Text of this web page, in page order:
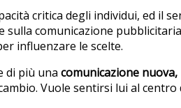
critica degli individui, ed il
sulla comunicazione
influenzare le scelte.
di più una comunicazione
Vuole sentirsi lui al